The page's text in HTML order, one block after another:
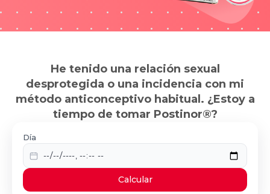
He tenido una relación sexual
desprotegida o una incidencia con mi
método anticonceptivo habitual. ¿Estoy a
tiempo de tomar Postinor®?
Día
Calcular